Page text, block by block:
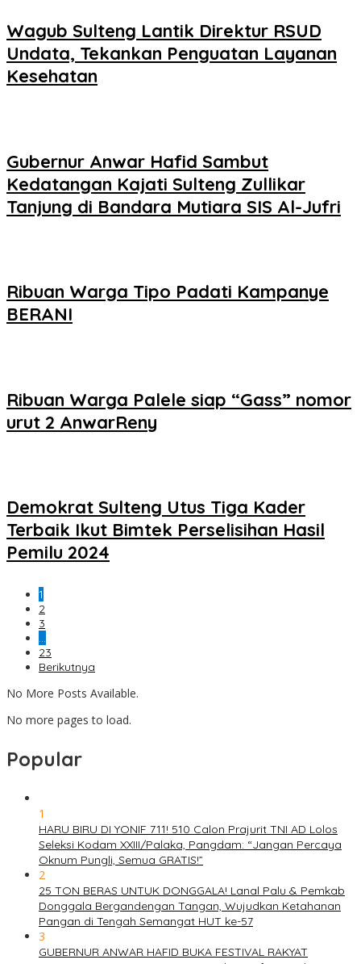
Wagub Sulteng Lantik Direktur RSUD
Undata, Tekankan Penguatan Layanan
Kesehatan
Gubernur Anwar Hafid Sambut
Kedatangan Kajati Sulteng Zullikar
Tanjung di Bandara Mutiara SIS Al-Jufri
Ribuan Warga Tipo Padati Kampanye
BERANI
Ribuan Warga Palele siap “Gass” nomor
urut 2 AnwarReny
Demokrat Sulteng Utus Tiga Kader
Terbaik Ikut Bimtek Perselisihan Hasil
Pemilu 2024
1
2
3
…
23
Berikutnya
No More Posts Available.
No more pages to load.
Popular
1
HARU BIRU DI YONIF 711! 510 Calon Prajurit TNI AD Lolos
Seleksi Kodam XXIII/Palaka, Pangdam: “Jangan Percaya
Oknum Pungli, Semua GRATIS!”
2
25 TON BERAS UNTUK DONGGALA! Lanal Palu & Pemkab
Donggala Bergandengan Tangan, Wujudkan Ketahanan
Pangan di Tengah Semangat HUT ke-57
3
GUBERNUR ANWAR HAFID BUKA FESTIVAL RAKYAT